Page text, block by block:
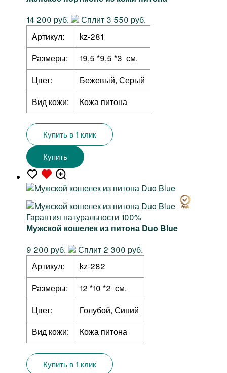
14 200 руб.
Сплит 3 550 руб.
Артикул:
kz-281
Размеры:
19,5 *9,5 *3 см.
Цвет:
Бежевый, Серый
Вид кожи:
Кожа питона
Купить в 1 клик
Купить
Гарантия натуральности 100%
Мужской кошелек из питона Duo Blue
9 200 руб.
Сплит 2 300 руб.
Артикул:
kz-282
Размеры:
12 *10 *2 см.
Цвет:
Голубой, Синий
Вид кожи:
Кожа питона
Купить в 1 клик